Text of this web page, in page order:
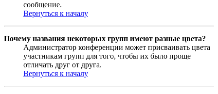
сообщение.
Вернуться к началу
Почему названия некоторых групп имеют разные цвета?
Администратор конференции может присваивать цвета
участникам групп для того, чтобы их было проще
отличать друг от друга.
Вернуться к началу